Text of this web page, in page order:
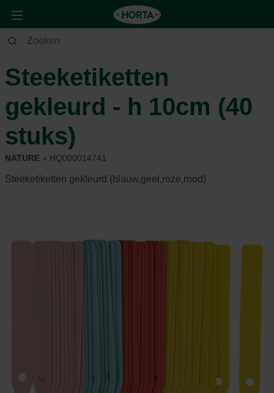
Tuin Moestuin
Steeketiketten
gekleurd - h 10cm (40
stuks)
NATURE HQ000014741
Steeketiketten gekleurd (blauw,geel,roze,rood)